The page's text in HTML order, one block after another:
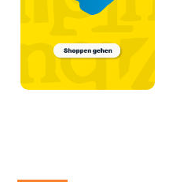
Regatta Thermulate